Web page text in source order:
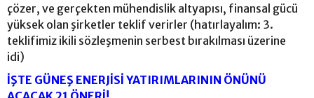
çözer, ve gerçekten mühendislik altyapısı, finansal gücü
yüksek olan şirketler teklif verirler (hatırlayalım: 3.
teklifimiz ikili sözleşmenin serbest bırakılması üzerine
idi)
İŞTE GÜNEŞ ENERJİSİ YATIRIMLARININ ÖNÜNÜ